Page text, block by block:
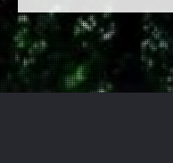
Informatie
lidmaatschap
»
Penningmeester
vacant
Algemeen
lid
Anco
Hoen
Algemeen
Ids
de